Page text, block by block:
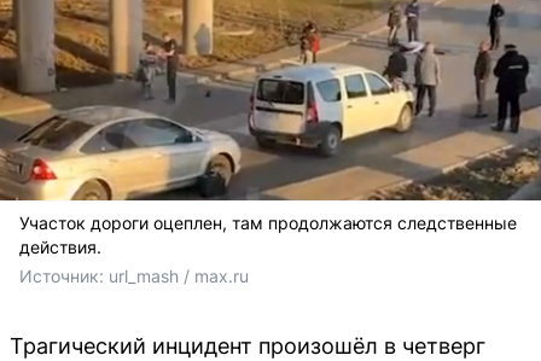
Участок дороги оцеплен, там продолжаются следственные
действия.
Источник: url_mash / max.ru
Трагический инцидент произошёл в четверг